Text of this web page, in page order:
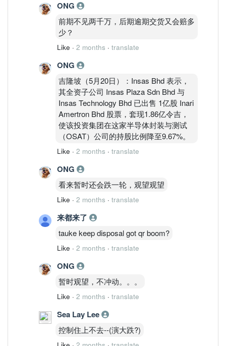
ONG
前期不见两千万，后期逾期交货又会赔多
少？
Like · 2 months · translate
ONG
吉隆坡（5月20日）：Insas Bhd 表示，
其全资子公司 Insas Plaza Sdn Bhd 与
Insas Technology Bhd 已出售 1亿股 Inari
Amertron Bhd 股票，套现1.86亿令吉，
使该投资集团在这家半导体封装与测试
（OSAT）公司的持股比例降至9.67%。
Like · 2 months · translate
ONG
看来暂时还会跌一轮，观望观望
Like · 2 months · translate
来都来了
tauke keep disposal got qr boom?
Like · 2 months · translate
ONG
暂时观望，不冲动。。。
Like · 2 months · translate
Sea Lay Lee
控制住上不去--(演大跌?)